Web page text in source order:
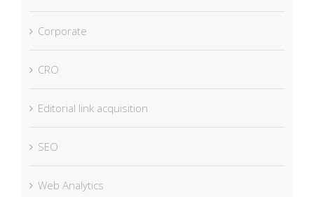
Corporate
CRO
Editorial link acquisition
SEO
Web Analytics